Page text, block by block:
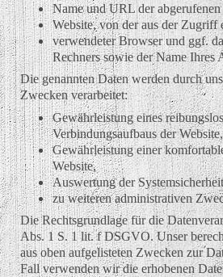
Name und URL der
Website, von der aus der
verwendeter Browser und ggf.
Rechners sowie der Name Ihres
Die genannten Daten werden durch
Zwecken verarbeitet:
Gewährleistung eines
Verbindungsaufbaus der Website,
Gewährleistung einer
Website,
Auswertung der
zu weiteren administrativen
Die Rechtsgrundlage für die
Abs. 1 S. 1 lit. f DSGVO. Unser
aus oben aufgelisteten Zwecken zur
Fall verwenden wir die erhobenen